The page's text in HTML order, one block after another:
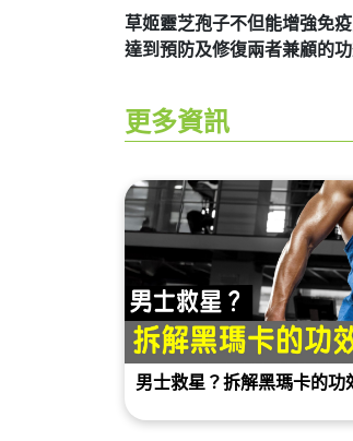
草姬靈芝孢子不但能增強免
達到預防及修復兩者兼顧的功
更多資訊
男士救星？拆解黑瑪卡的功